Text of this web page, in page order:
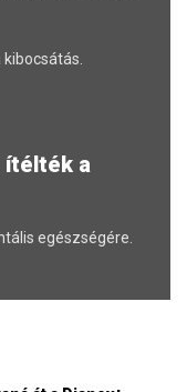
ítélték a
egészségére.